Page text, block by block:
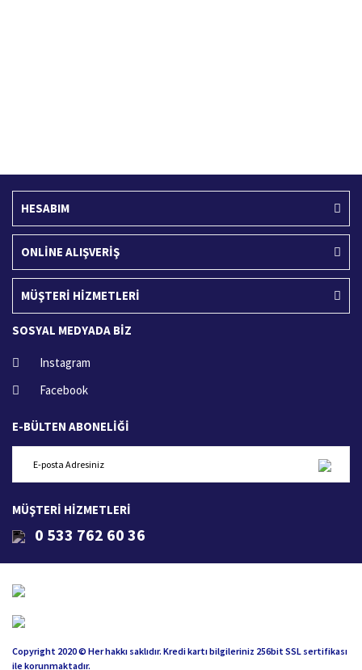
HESABIM
ONLİNE ALIŞVERİŞ
MÜŞTERİ HİZMETLERİ
SOSYAL MEDYADA BİZ
Instagram
Facebook
E-BÜLTEN ABONELİĞİ
MÜŞTERİ HİZMETLERİ
0 533 762 60 36
Copyright 2020 © Her hakkı saklıdır. Kredi kartı bilgileriniz 256bit SSL sertifikası
ile korunmaktadır.